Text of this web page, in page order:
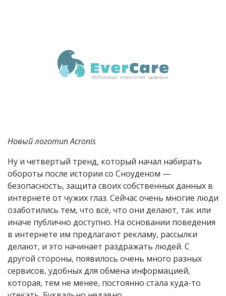
Новый логотип Acronis
Ну и четвертый тренд, который начал набирать
обороты после истории со Сноуденом —
безопасность, защита своих собственных данных в
интернете от чужих глаз. Сейчас очень многие люди
озаботились тем, что всё, что они делают, так или
иначе публично доступно. На основании поведения
в интернете им предлагают рекламу, рассылки
делают, и это начинает раздражать людей. С
другой стороны, появилось очень много разных
сервисов, удобных для обмена информацией,
которая, тем не менее, постоянно стала куда-то